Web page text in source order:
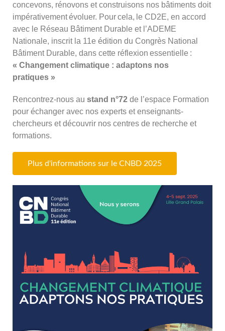
concevons, rénovons et construisons nos bâtiments doit
impérativement évoluer. Pour cela, le CD2E, en accord
avec le Réseau Bâtiment Durable et l’ADEME
Nationale, inscrit la 11e édition du Congrès National
Bâtiment Durable, dans cette réflexion essentielle :
« Changement climatique : adaptons nos
pratiques »
Rencontrez-nous au stand n°72 de l’espace Formation
pour échanger avec nos experts et enseignants-
chercheurs et découvrir nos centres de recherche et
formations.
Plus d'informations sur le CNBD 2025